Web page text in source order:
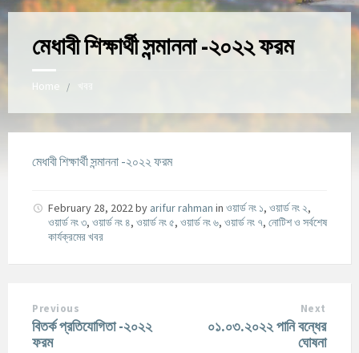
মেধাবী শিক্ষার্থী সন্মাননা -২০২২ ফরম
Home
মেধাবী শিক্ষার্থী সন্মাননা -২০২২ ফরম
February 28, 2022by arifur rahman in ওয়ার্ড নং ১, ওয়ার্ড নং ২,
ওয়ার্ড নং ৩, ওয়ার্ড নং ৪, ওয়ার্ড নং ৫, ওয়ার্ড নং ৬, ওয়ার্ড নং ৭, নোটিশ ও সর্বশেষ
কার্যক্রমের খবর
Previous
বিতর্ক প্রতিযোগিতা -২০২২
ফরম
Next
০১.০৩.২০২২ পানি বন্ধের
ঘোষনা